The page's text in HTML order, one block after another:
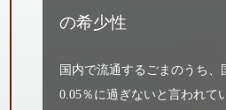
の希少性
国内で流通するごまのうち、
0.05％に過ぎないと言われて